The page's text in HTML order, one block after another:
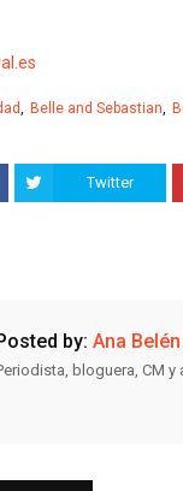
Belle and Sebastian
Twitter
by: Ana
bloguera, CM